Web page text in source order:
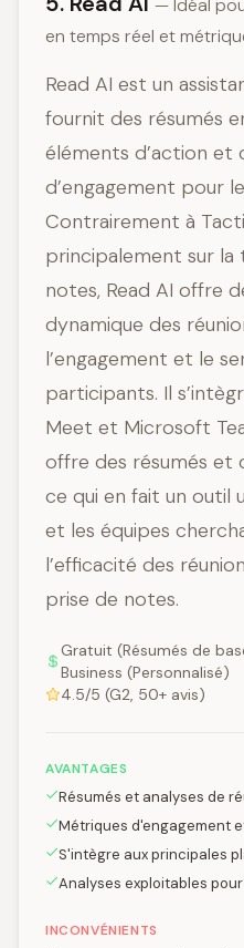
— Idéal
en temps réel et
Read AI est un
fournit des résumés
éléments d’action et
d’engagement pour
Contrairement à
principalement sur
notes, Read AI offre
dynamique des
l’engagement et le
participants. Il
Meet et Microsoft
offre des résumés et
ce qui en fait un outil
et les équipes
l’efficacité des
prise de notes.
Gratuit (Résumés de
Business (Personnalisé)
4.5/5 (G2, 50+ avis)
AVANTAGES
Résumés et analyses de
Métriques d'engagement
S'intègre aux principales
Analyses exploitables
INCONVÉNIENTS